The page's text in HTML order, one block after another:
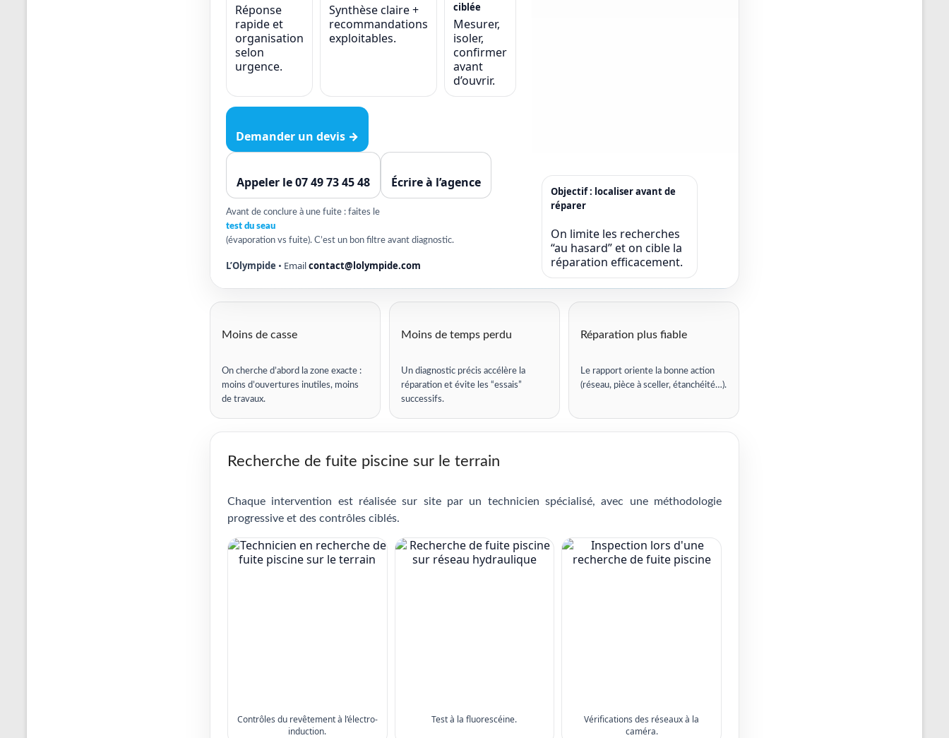
Réponse
rapide et
organisation
selon
urgence.
Synthèse claire +
recommandations
exploitables.
ciblée
Mesurer,
isoler,
confirmer
avant
d’ouvrir.
Demander un devis →
Appeler le 07 49 73 45 48 Écrire à l’agence
Avant de conclure à une fuite : faites le
test du seau
(évaporation vs fuite). C’est un bon filtre avant diagnostic.
L’Olympide • Emailcontact@lolympide.com
Objectif : localiser avant de
réparer
On limite les recherches
“au hasard” et on cible la
réparation efficacement.
Moins de casse
On cherche d’abord la zone exacte :
moins d’ouvertures inutiles, moins
de travaux.
Moins de temps perdu
Un diagnostic précis accélère la
réparation et évite les “essais”
successifs.
Réparation plus fiable
Le rapport oriente la bonne action
(réseau, pièce à sceller, étanchéité…).
Recherche de fuite piscine sur le terrain
Chaque intervention est réalisée sur site par un technicien spécialisé, avec une méthodologie
progressive et des contrôles ciblés.
Contrôles du revêtement à l’électro-
induction.
Test à la fluorescéine.
Vérifications des réseaux à la
caméra.